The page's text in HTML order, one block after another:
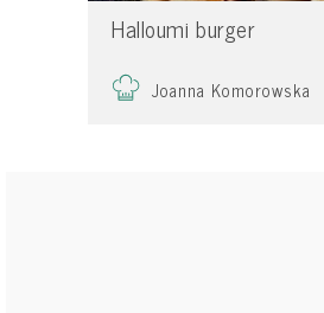
Halloumi burger
Joanna Komorowska